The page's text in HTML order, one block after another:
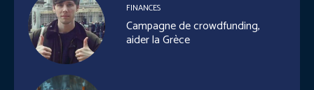
FINANCES
Campagne de crowdfunding,
aider la Grèce